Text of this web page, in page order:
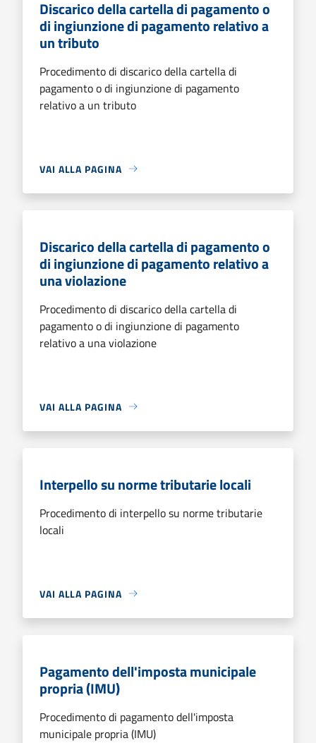
Discarico della cartella di pagamento o
di ingiunzione di pagamento relativo a
un tributo
Procedimento di discarico della cartella di
pagamento o di ingiunzione di pagamento
relativo a un tributo
VAI ALLA PAGINA
Discarico della cartella di pagamento o
di ingiunzione di pagamento relativo a
una violazione
Procedimento di discarico della cartella di
pagamento o di ingiunzione di pagamento
relativo a una violazione
VAI ALLA PAGINA
Interpello su norme tributarie locali
Procedimento di interpello su norme tributarie
locali
VAI ALLA PAGINA
Pagamento dell'imposta municipale
propria (IMU)
Procedimento di pagamento dell'imposta
municipale propria (IMU)